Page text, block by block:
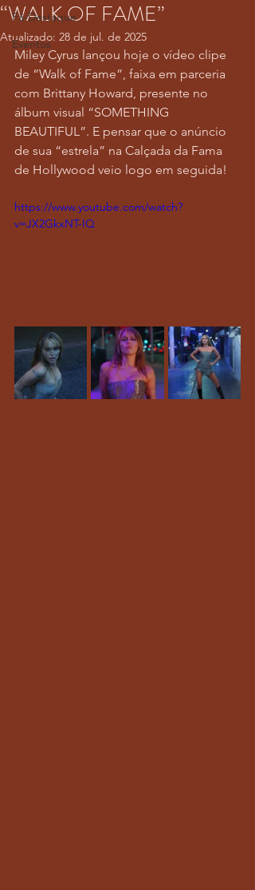
Fã-Destaque
Eventos
“WALK OF FAME”
Atualizado: 28 de jul. de 2025
Miley Cyrus lançou hoje o vídeo clipe
de “Walk of Fame”, faixa em parceria
com Brittany Howard, presente no
álbum visual “SOMETHING
BEAUTIFUL”. E pensar que o anúncio
de sua “estrela” na Calçada da Fama
de Hollywood veio logo em seguida!
https://www.youtube.com/watch?
v=JX2GkxNT-IQ